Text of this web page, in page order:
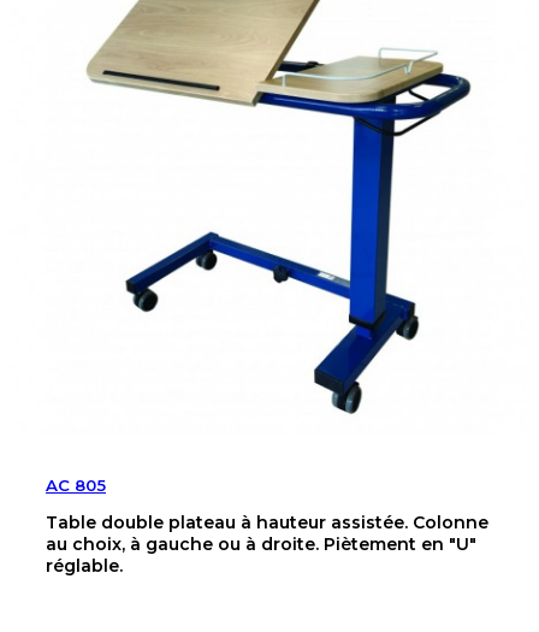
AC 805
Table double plateau à hauteur assistée. Colonne
au choix, à gauche ou à droite. Piètement en "U"
réglable.